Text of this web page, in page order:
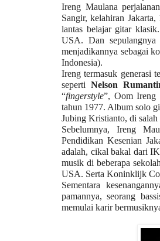
Ireng Maulana
Sangir, kelahiran
lantas belajar gitar
USA. Dan
menjadikannya sebagai
Indonesia).
Ireng termasuk generasi
seperti Nelson
“fingerstyle”, Oom Ireng
tahun 1977. Album solo
Jubing Kristianto, di salah
Sebelumnya, Ireng
Pendidikan Kesenian
adalah, cikal bakal dari
musik di beberapa
USA. Serta Koninklijk
Sementara
pamannya, seorang
memulai karir